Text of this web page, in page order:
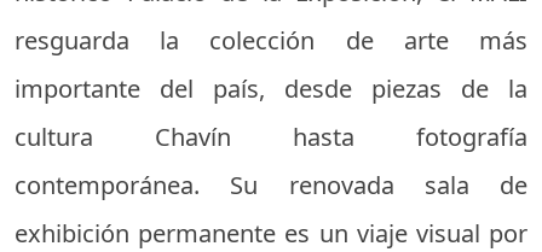
resguarda la colección de arte más
importante del país, desde piezas de la
cultura Chavín hasta fotografía
contemporánea. Su renovada sala de
exhibición permanente es un viaje visual por